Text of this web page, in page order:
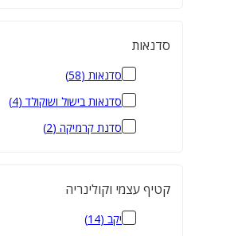
סדנאות
סדנאות (
58
)
סדנאות בישול ושוקולד (
4
)
סדנת קרמיקה (
2
)
קטיף עצמי וקולינריה
יקב (
14
)